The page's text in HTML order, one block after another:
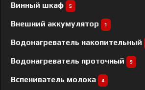
Винный шкаф 5
Внешний аккумулятор 1
Водонагреватель накопительный
Водонагреватель проточный 9
Вспениватель молока 4